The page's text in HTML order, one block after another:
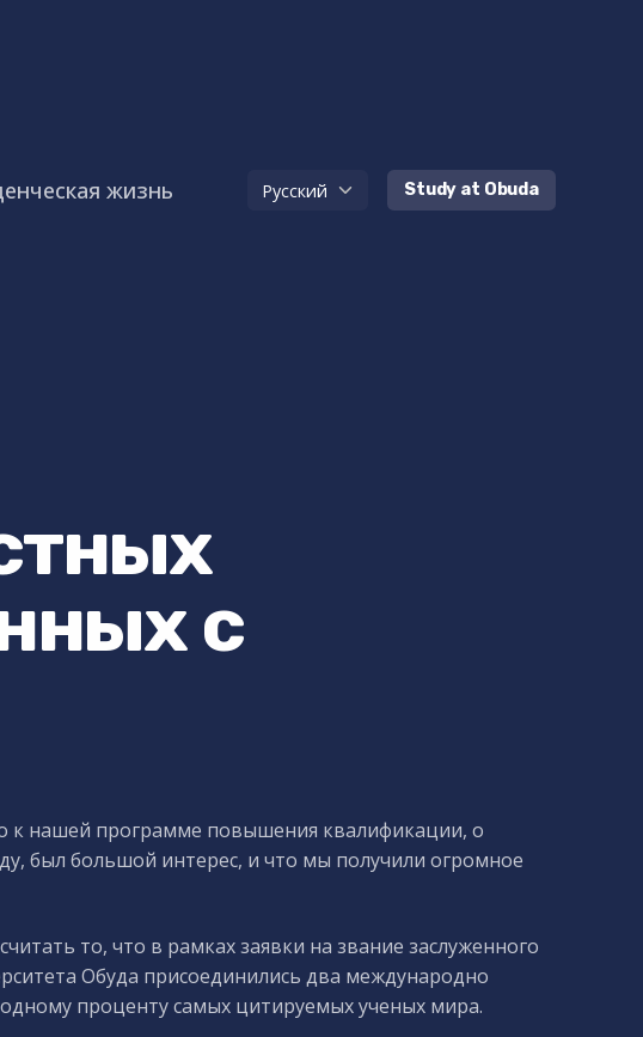
жизнь Study at Obuda
с
к нашей программе повышения квалификации, о
был большой интерес, и что мы получили огромное
то, что в рамках заявки на звание заслуженного
Обуда присоединились два международно
проценту самых цитируемых ученых мира.